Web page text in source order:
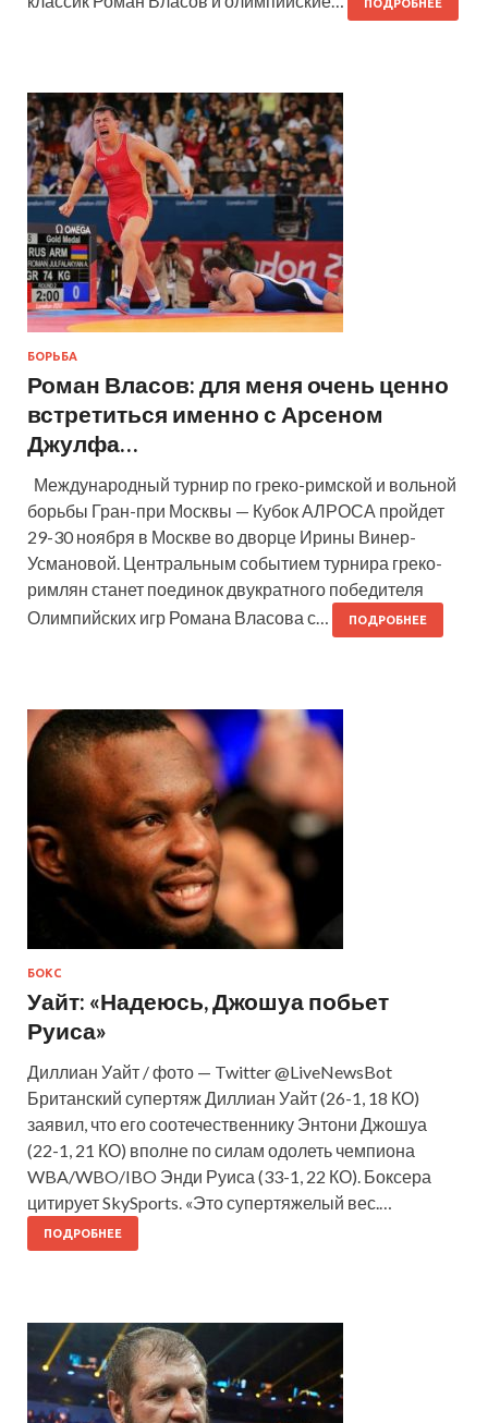
ПОДРОБНЕЕ
БОРЬБА
Роман Власов: для меня очень ценно
встретиться именно с Арсеном
Джулфа…
Международный турнир по греко-римской и вольной
борьбы Гран-при Москвы — Кубок АЛРОСА пройдет
29-30 ноября в Москве во дворце Ирины Винер-
Усмановой. Центральным событием турнира греко-
римлян станет поединок двукратного победителя
Олимпийских игр Романа Власова с…
ПОДРОБНЕЕ
БОКС
Уайт: «Надеюсь, Джошуа побьет
Руиса»
Диллиан Уайт / фото — Twitter @LiveNewsBot
Британский супертяж Диллиан Уайт (26-1, 18 КО)
заявил, что его соотечественнику Энтони Джошуа
(22-1, 21 КО) вполне по силам одолеть чемпиона
WBA/WBO/IBO Энди Руиса (33-1, 22 КО). Боксера
цитирует SkySports. «Это супертяжелый вес.…
ПОДРОБНЕЕ